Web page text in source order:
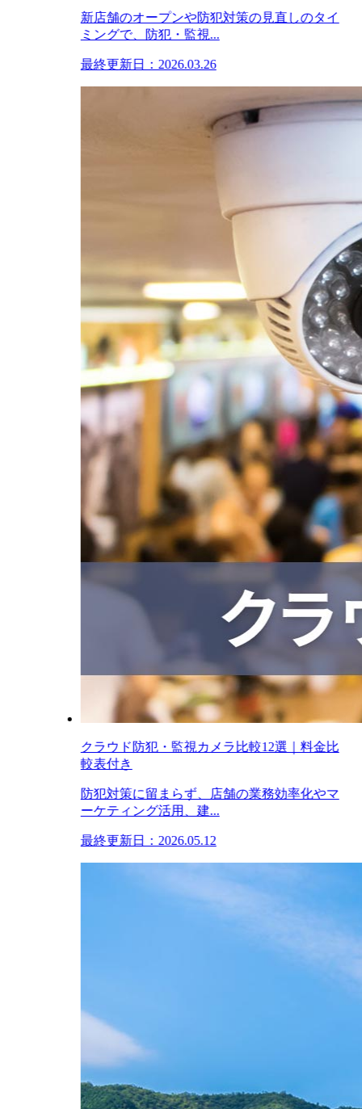
新店舗のオープンや防犯対策の見直しのタイ
ミングで、防犯・監視...
最終更新日：2026.03.26
クラウド防犯・監視カメラ比較12選｜料金比
較表付き
防犯対策に留まらず、店舗の業務効率化やマ
ーケティング活用、建...
最終更新日：2026.05.12